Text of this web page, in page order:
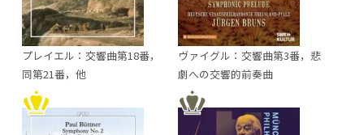
プレイエル：交響曲第18番，
同第21番，他
ヴァイグル：交響曲第3番，悲
劇への交響的前奏曲